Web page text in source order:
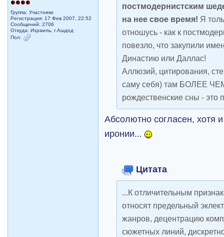
Группа: Участники
Регистрация: 17 Фев 2007, 22:52
Сообщений: 2706
Откуда: Израиль, г.Ашдод
Пол:
постмодернистским
на нее свое время! Я
отношусь - как к
повезло, что закупили
Династию или Даллас!
Аллюзий, цитирования,
саму себя) там БОЛЕЕ
рождественские сны - это
Абсолютно согласен, хотя
иронии...
Цитата
...К отличительным
относят предельный
жанров, децентрацию
сюжетных линий,